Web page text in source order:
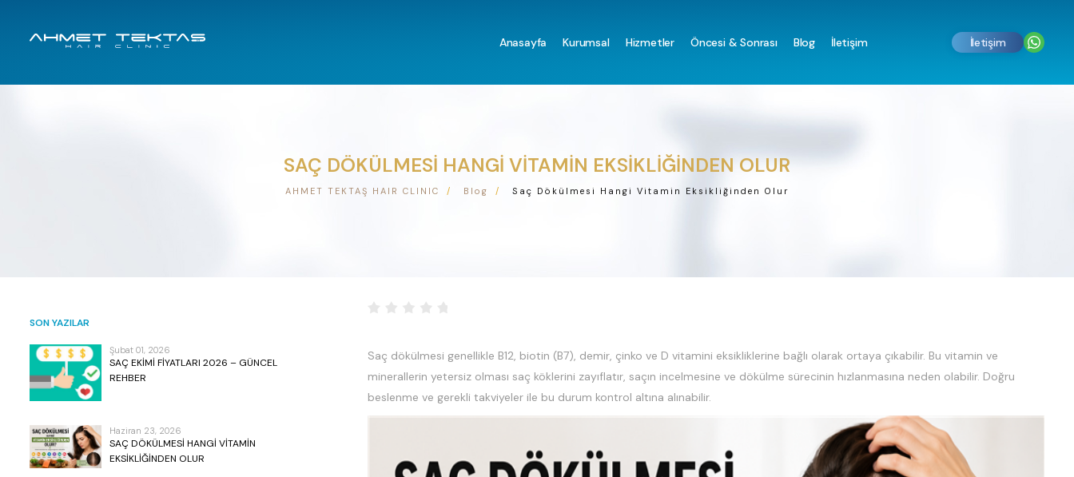
Anasayfa Kurumsal Hizmetler Öncesi & Sonrası Blog İletişim İletişim
SAÇ DÖKÜLMESI HANGI VITAMIN EKSIKLIĞINDEN OLUR
AHMET TEKTAŞ HAIR CLINIC Blog Saç Dökülmesi Hangi Vitamin Eksikliğinden Olur
SON YAZILAR
Şubat 01, 2026
SAÇ EKIMI FIYATLARI 2026 – GÜNCEL
REHBER
Haziran 23, 2026
SAÇ DÖKÜLMESI HANGI VITAMIN
EKSIKLIĞINDEN OLUR
Saç dökülmesi genellikle B12, biotin (B7), demir, çinko ve D vitamini eksikliklerine bağlı olarak ortaya çıkabilir. Bu vitamin ve
minerallerin yetersiz olması saç köklerini zayıflatır, saçın incelmesine ve dökülme sürecinin hızlanmasına neden olabilir. Doğru
beslenme ve gerekli takviyeler ile bu durum kontrol altına alınabilir.